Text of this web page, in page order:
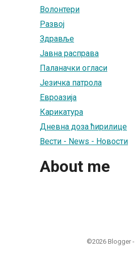
Волонтери
Развој
Здравље
Јавна расправа
Паланачки огласи
Језичка патрола
Евроазија
Карикатура
Дневна доза ћирилице
Вести - News - Новости
About me
©2026 Blogger -